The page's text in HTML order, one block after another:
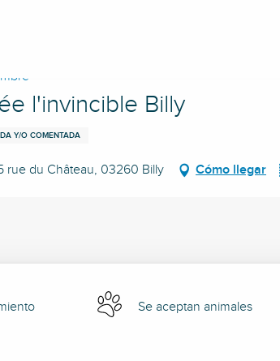
Billy
l'invincible Billy
Y/O COMENTADA
rue du Château, 03260 Billy Cómo llegar
Se aceptan animales